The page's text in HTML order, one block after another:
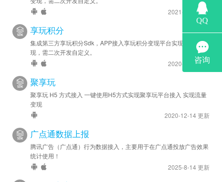
2021-10-7 更新
享玩积分
集成第三方享玩积分Sdk，APP接入享玩积分变现平台实现流量变
现，需二次开发自定义。
2020-8-20 更新
聚享玩
聚享玩 H5 方式接入 一键使用H5方式实现聚享玩平台接入 实现流量
变现
2020-12-14 更新
广点通数据上报
腾讯广告（广点通）行为数据接入，主要用于在广点通投放广告效果
统计使用！
2025-8-14 更新